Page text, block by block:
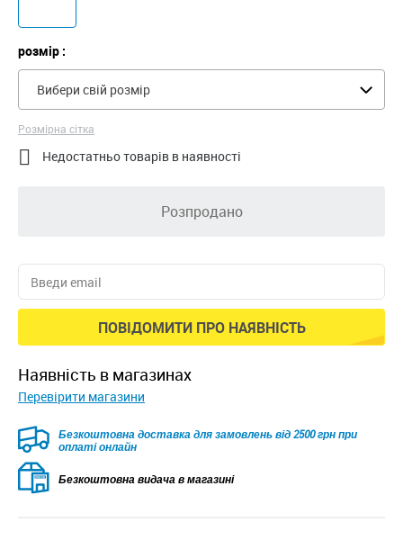
розмір :
Вибери свій розмір
Розмірна сітка
 Недостатньо товарів в наявності
Розпродано
ПОВІДОМИТИ ПРО НАЯВНІСТЬ
наявність в магазинах
Перевірити магазини
Безкоштовна доставка для замовлень від 2500 грн при
оплаті онлайн
Безкоштовна видача в магазині